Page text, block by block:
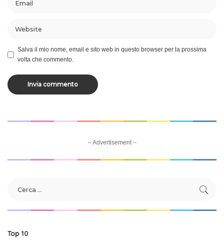
Salva il mio nome, email e sito web in questo browser per la prossima
volta che commento.
– Advertisement –
Top 10